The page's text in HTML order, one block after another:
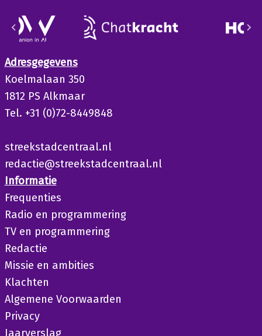
Adresgegevens
Koelmalaan 350
1812 PS Alkmaar
Tel. +31 (0)72-8449848
streekstadcentraal.nl
redactie@streekstadcentraal.nl
Informatie
Frequenties
Radio en programmering
TV en programmering
Redactie
Missie en ambities
Klachten
Algemene Voorwaarden
Privacy
Jaarverslag